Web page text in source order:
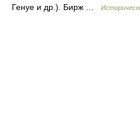
Генуе и др.). Бирж …